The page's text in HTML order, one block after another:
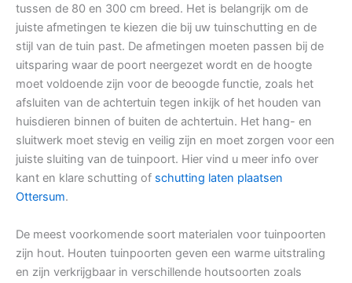
tussen de 80 en 300 cm breed. Het is belangrijk om de
juiste afmetingen te kiezen die bij uw tuinschutting en de
stijl van de tuin past. De afmetingen moeten passen bij de
uitsparing waar de poort neergezet wordt en de hoogte
moet voldoende zijn voor de beoogde functie, zoals het
afsluiten van de achtertuin tegen inkijk of het houden van
huisdieren binnen of buiten de achtertuin. Het hang- en
sluitwerk moet stevig en veilig zijn en moet zorgen voor een
juiste sluiting van de tuinpoort. Hier vind u meer info over
kant en klare schutting of schutting laten plaatsen
Ottersum.
De meest voorkomende soort materialen voor tuinpoorten
zijn hout. Houten tuinpoorten geven een warme uitstraling
en zijn verkrijgbaar in verschillende houtsoorten zoals